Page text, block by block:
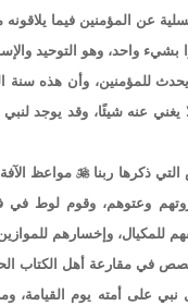
عن المؤمنين فيما يلاقونه
بشيء واحد، وهو التوحيد
يحدث للمؤمنين، وأن هذه سنة
يغني عنه شيئًا، وقد يوجد
ذكرها ربنامواعظ
وعتوهم، وقوم لوط
للمكيال، وإخسارهم
في مقارعة أهل الكتاب
نبي على أمته يوم